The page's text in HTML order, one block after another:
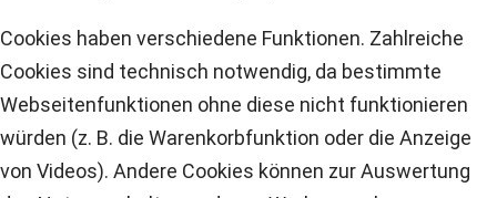
Cookies haben verschiedene Funktionen. Zahlreiche
Cookies sind technisch notwendig, da bestimmte
Webseitenfunktionen ohne diese nicht funktionieren
würden (z. B. die Warenkorbfunktion oder die Anzeige
von Videos). Andere Cookies können zur Auswertung